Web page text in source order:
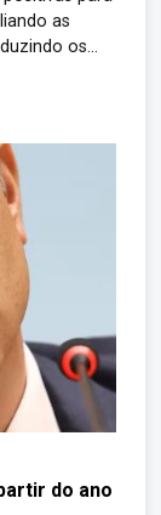
as
os
impostos,
do ano